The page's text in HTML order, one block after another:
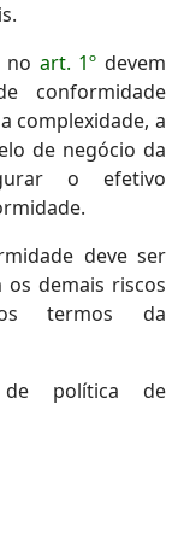
no art. 1º devem
conformidade
complexidade, a
de negócio da
o efetivo
deve ser
demais riscos
termos da
de política de